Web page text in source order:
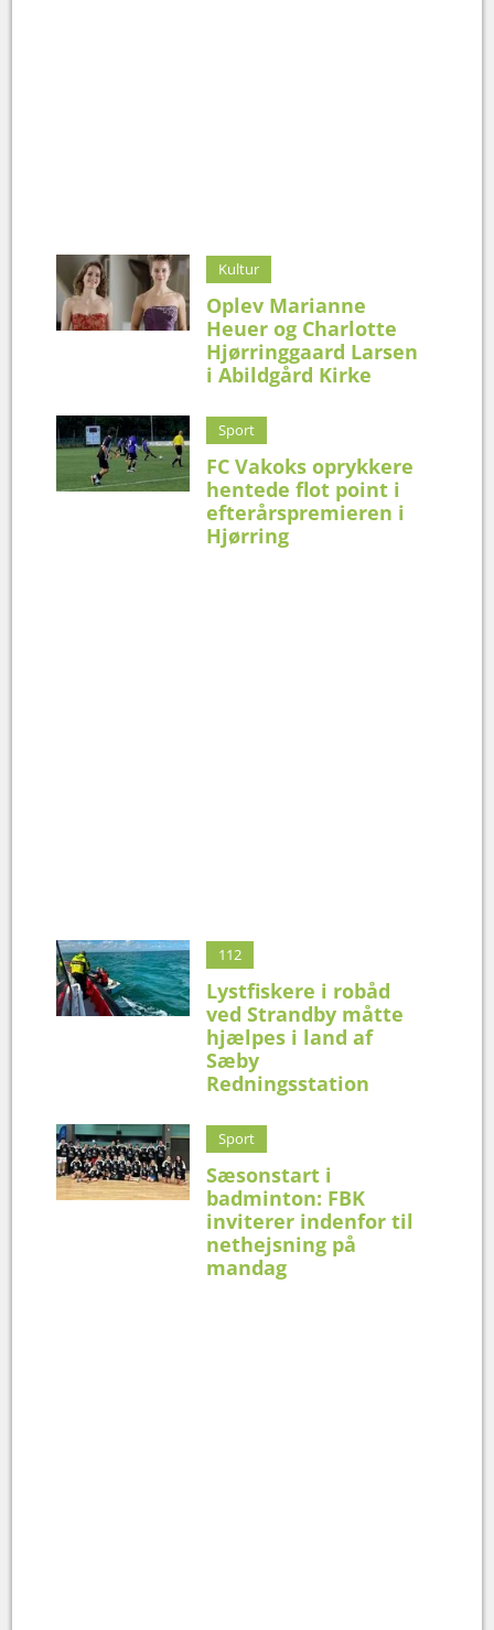
Kultur
Oplev Marianne
Heuer og Charlotte
Hjørringgaard Larsen
i Abildgård Kirke
Sport
FC Vakoks oprykkere
hentede flot point i
efterårspremieren i
Hjørring
112
Lystfiskere i robåd
ved Strandby måtte
hjælpes i land af
Sæby
Redningsstation
Sport
Sæsonstart i
badminton: FBK
inviterer indenfor til
nethejsning på
mandag